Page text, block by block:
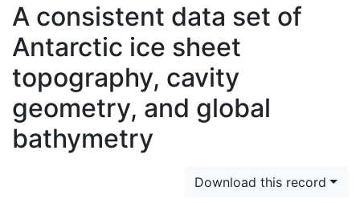
A consistent data set of
Antarctic ice sheet
topography, cavity
geometry, and global
bathymetry
Download this record